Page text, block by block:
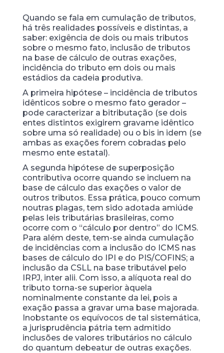
Quando se fala em cumulação de tributos,
há três realidades possíveis e distintas, a
saber: exigência de dois ou mais tributos
sobre o mesmo fato, inclusão de tributos
na base de cálculo de outras exações,
incidência do tributo em dois ou mais
estádios da cadeia produtiva.
A primeira hipótese – incidência de tributos
idênticos sobre o mesmo fato gerador –
pode caracterizar a bitributação (se dois
entes distintos exigirem gravame idêntico
sobre uma só realidade) ou o bis in idem (se
ambas as exações forem cobradas pelo
mesmo ente estatal).
A segunda hipótese de superposição
contributiva ocorre quando se incluem na
base de cálculo das exações o valor de
outros tributos. Essa prática, pouco comum
noutras plagas, tem sido adotada amiúde
pelas leis tributárias brasileiras, como
ocorre com o “cálculo por dentro” do ICMS.
Para além deste, tem-se ainda cumulação
de incidências com a inclusão do ICMS nas
bases de cálculo do IPI e do PIS/COFINS; a
inclusão da CSLL na base tributável pelo
IRPJ, inter alii. Com isso, a alíquota real do
tributo torna-se superior àquela
nominalmente constante da lei, pois a
exação passa a gravar uma base majorada.
Inobstante os equívocos de tal sistemática,
a jurisprudência pátria tem admitido
inclusões de valores tributários no cálculo
do quantum debeatur de outras exações.